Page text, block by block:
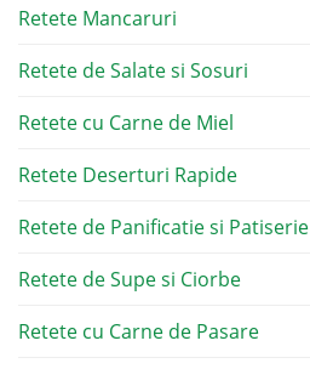
Retete Mancaruri
Retete de Salate si Sosuri
Retete cu Carne de Miel
Retete Deserturi Rapide
Retete de Panificatie si Patiserie
Retete de Supe si Ciorbe
Retete cu Carne de Pasare